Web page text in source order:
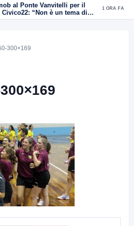
al Ponte Vanvitelli per il
Civico22: “Non è un tema di
riguarda tutta Benevento”
1 ORA FA
300×169